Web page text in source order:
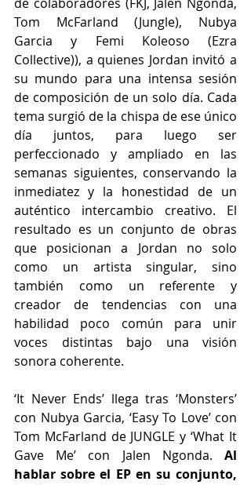
Tom McFarland (Jungle), Nubya
Garcia y Femi Koleoso (Ezra
Collective)), a quienes Jordan invitó a
su mundo para una intensa sesión
de composición de un solo día. Cada
tema surgió de la chispa de ese único
día juntos, para luego ser
perfeccionado y ampliado en las
semanas siguientes, conservando la
inmediatez y la honestidad de un
auténtico intercambio creativo. El
resultado es un conjunto de obras
que posicionan a Jordan no solo
como un artista singular, sino
también como un referente y
creador de tendencias con una
habilidad poco común para unir
voces distintas bajo una visión
sonora coherente.
‘It Never Ends’ llega tras ‘Monsters’
con Nubya Garcia, ‘Easy To Love’ con
Tom McFarland de JUNGLE y ‘What It
Gave Me’ con Jalen Ngonda. Al
hablar sobre el EP en su conjunto,